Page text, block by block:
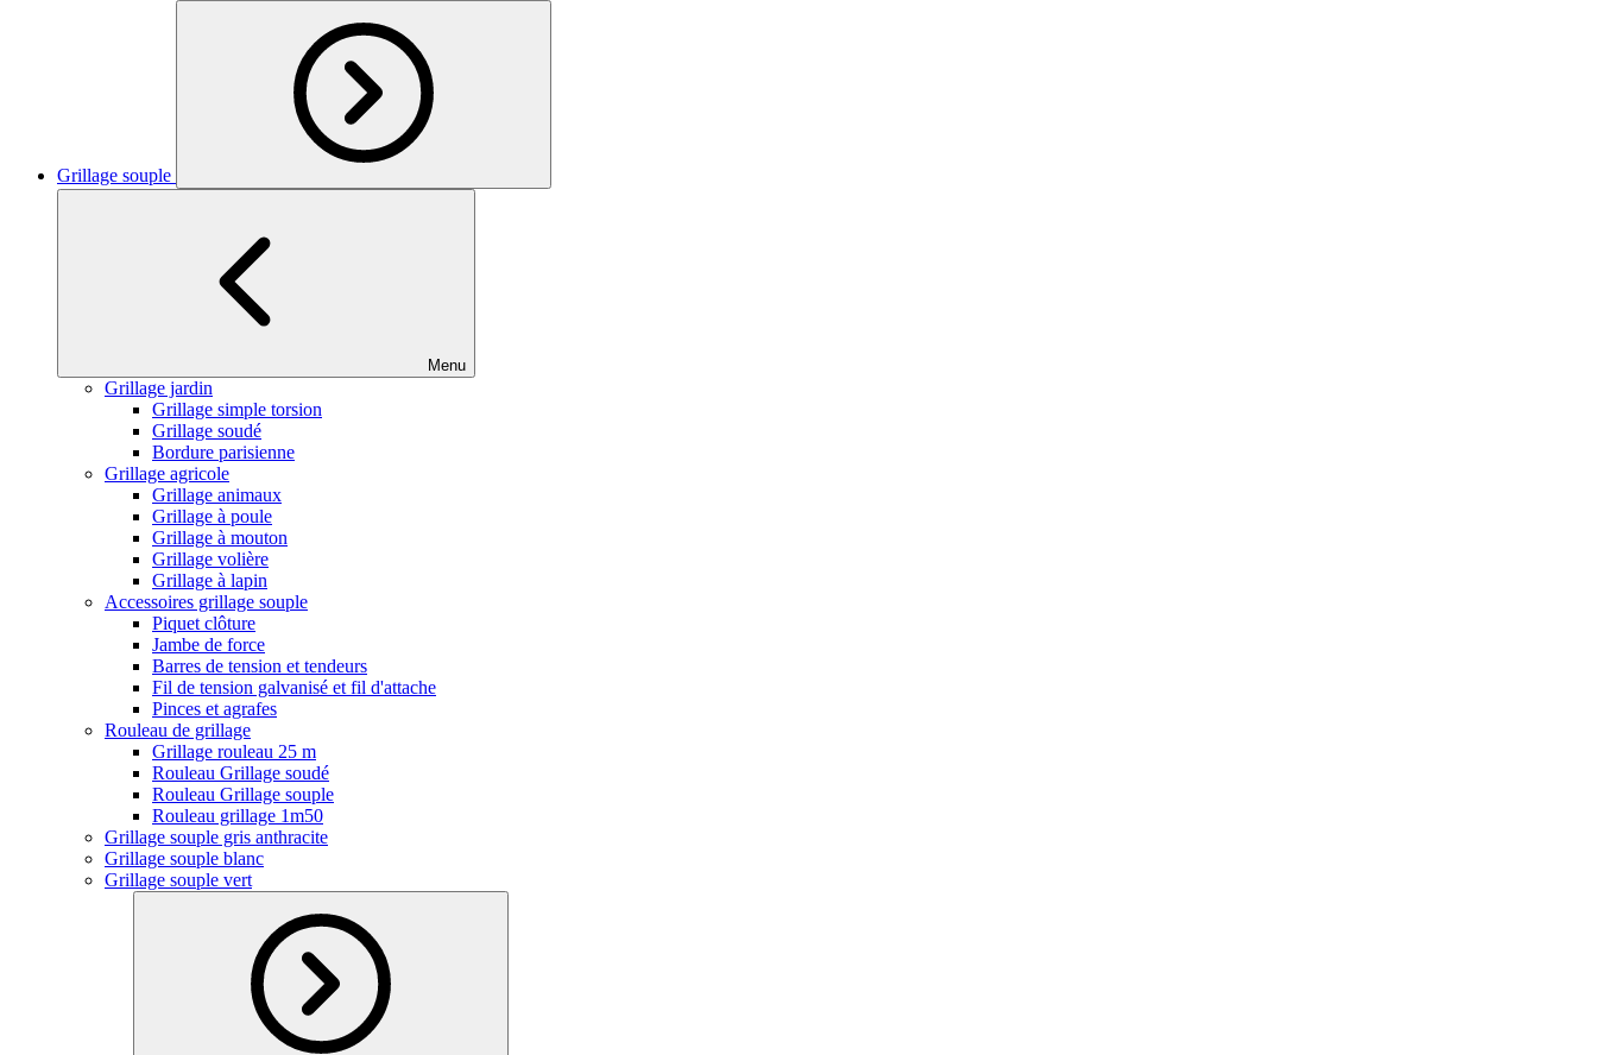
Grillage souple
Menu
Grillage jardin
Grillage simple torsion
Grillage soudé
Bordure parisienne
Grillage agricole
Grillage animaux
Grillage à poule
Grillage à mouton
Grillage volière
Grillage à lapin
Accessoires grillage souple
Piquet clôture
Jambe de force
Barres de tension et tendeurs
Fil de tension galvanisé et fil d'attache
Pinces et agrafes
Rouleau de grillage
Grillage rouleau 25 m
Rouleau Grillage soudé
Rouleau Grillage souple
Rouleau grillage 1m50
Grillage souple gris anthracite
Grillage souple blanc
Grillage souple vert